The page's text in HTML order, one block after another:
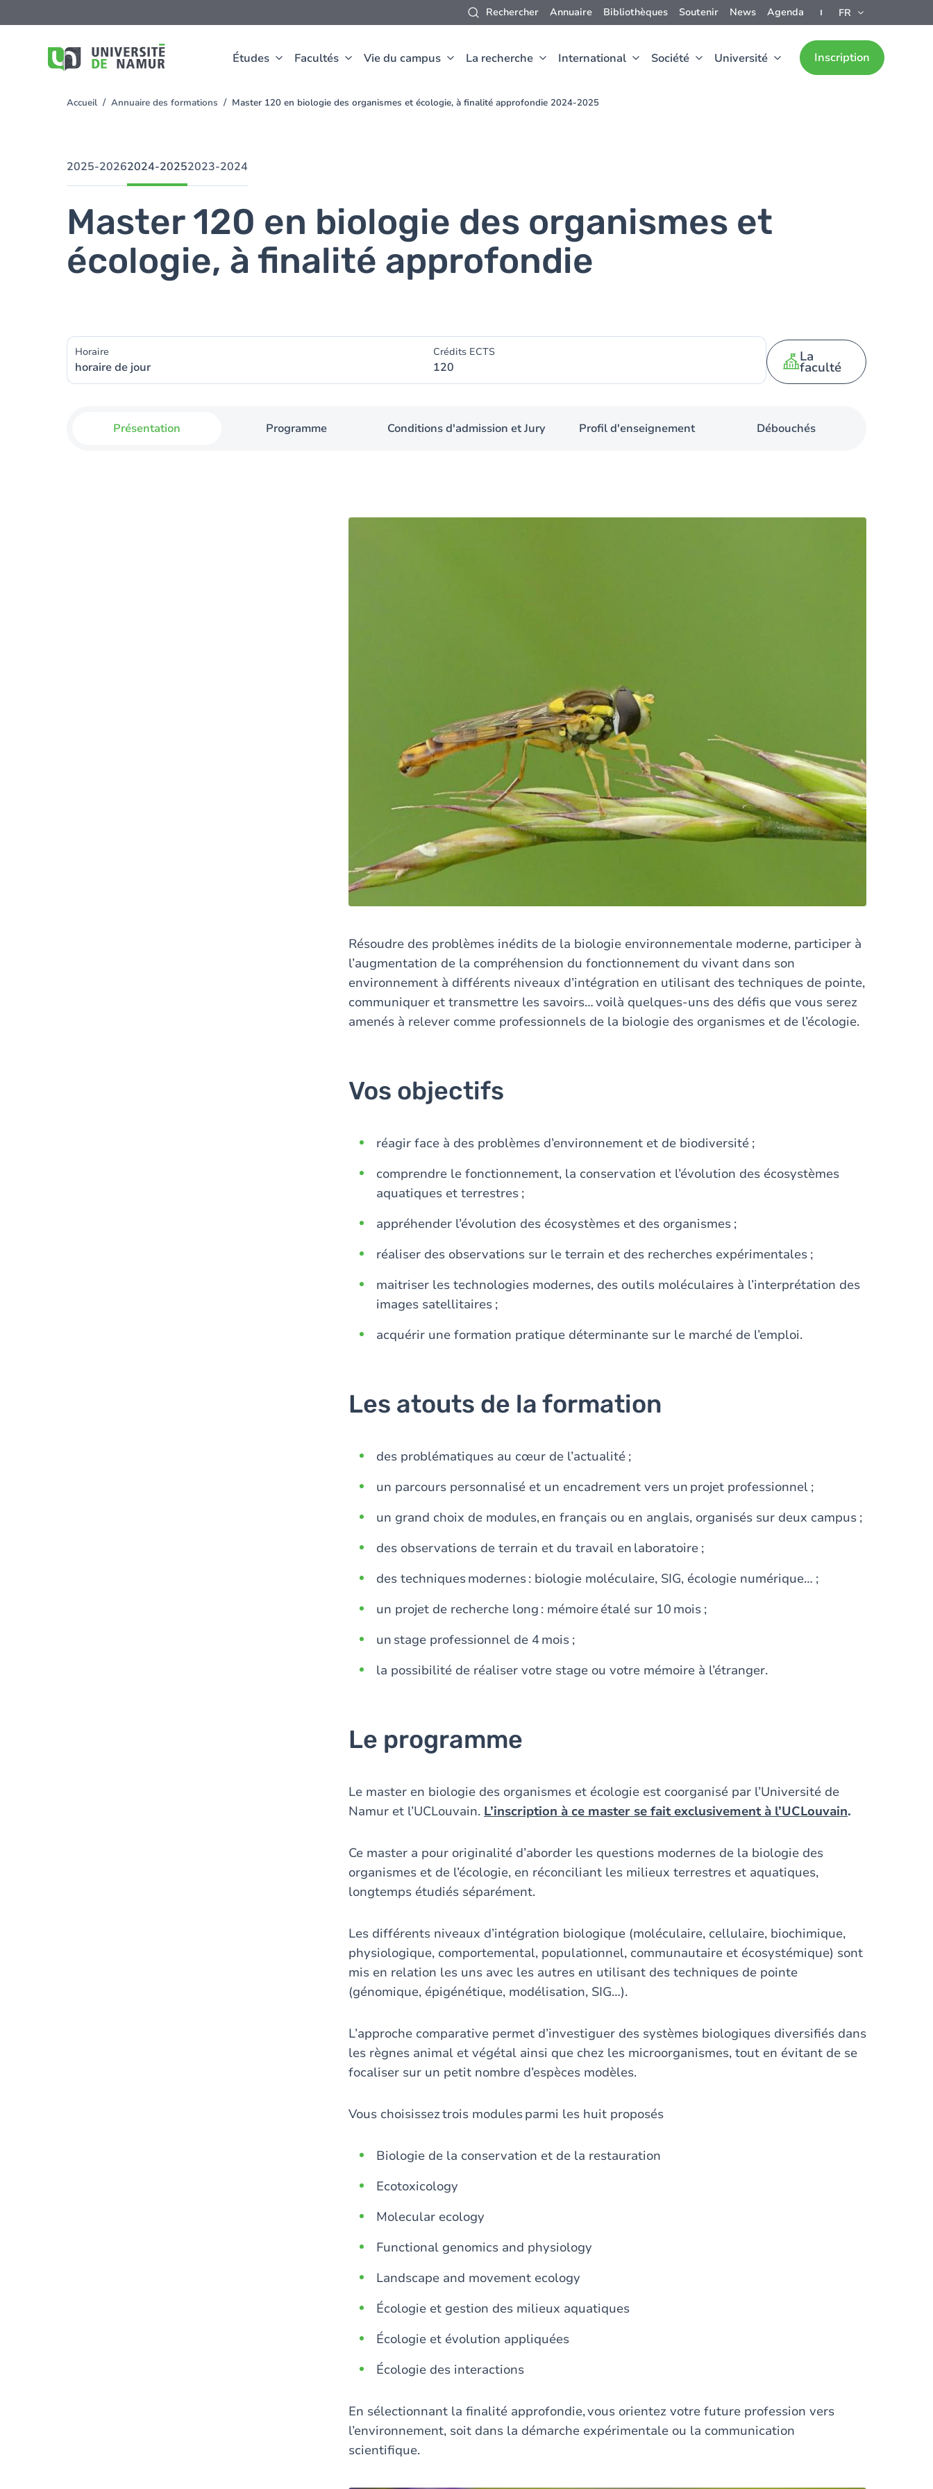
Rechercher Annuaire Bibliothèques Soutenir News Agenda FR
Études Facultés Vie du campus La recherche International Société Université Inscription
au
You
Accueil Annuaire des formations Master 120 en biologie des organismes et écologie, à finalité approfondie 2024-2025
2025-20262024-20252023-2024
Master 120 en biologie des organismes et
écologie, à finalité approfondie
Horaire
horaire de jour
Crédits ECTS
120
La
faculté
Présentation Programme Conditions d'admission et Jury Profil d'enseignement Débouchés
Résoudre des problèmes inédits de la biologie environnementale moderne, participer à
l’augmentation de la compréhension du fonctionnement du vivant dans son
environnement à différents niveaux d’intégration en utilisant des techniques de pointe,
communiquer et transmettre les savoirs… voilà quelques-uns des défis que vous serez
amenés à relever comme professionnels de la biologie des organismes et de l’écologie.
Vos objectifs
réagir face à des problèmes d’environnement et de biodiversité ;
comprendre le fonctionnement, la conservation et l’évolution des écosystèmes
aquatiques et terrestres ;
appréhender l’évolution des écosystèmes et des organismes ;
réaliser des observations sur le terrain et des recherches expérimentales ;
maitriser les technologies modernes, des outils moléculaires à l’interprétation des
images satellitaires ;
acquérir une formation pratique déterminante sur le marché de l’emploi.
Les atouts de la formation
des problématiques au cœur de l’actualité ;
un parcours personnalisé et un encadrement vers un projet professionnel ;
un grand choix de modules, en français ou en anglais, organisés sur deux campus ;
des observations de terrain et du travail en laboratoire ;
des techniques modernes : biologie moléculaire, SIG, écologie numérique… ;
un projet de recherche long : mémoire étalé sur 10 mois ;
un stage professionnel de 4 mois ;
la possibilité de réaliser votre stage ou votre mémoire à l’étranger.
Le programme
Le master en biologie des organismes et écologie est coorganisé par l’Université de
Namur et l’UCLouvain. L’inscription à ce master se fait exclusivement à l’UCLouvain.
Ce master a pour originalité d’aborder les questions modernes de la biologie des
organismes et de l’écologie, en réconciliant les milieux terrestres et aquatiques,
longtemps étudiés séparément.
Les différents niveaux d’intégration biologique (moléculaire, cellulaire, biochimique,
physiologique, comportemental, populationnel, communautaire et écosystémique) sont
mis en relation les uns avec les autres en utilisant des techniques de pointe
(génomique, épigénétique, modélisation, SIG…).
L’approche comparative permet d’investiguer des systèmes biologiques diversifiés dans
les règnes animal et végétal ainsi que chez les microorganismes, tout en évitant de se
focaliser sur un petit nombre d’espèces modèles.
Vous choisissez trois modules parmi les huit proposés
Biologie de la conservation et de la restauration
Ecotoxicology
Molecular ecology
Functional genomics and physiology
Landscape and movement ecology
Écologie et gestion des milieux aquatiques
Écologie et évolution appliquées
Écologie des interactions
En sélectionnant la finalité approfondie, vous orientez votre future profession vers
l’environnement, soit dans la démarche expérimentale ou la communication
scientifique.